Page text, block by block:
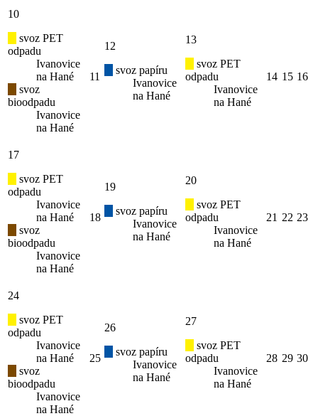
10
svoz PET
odpadu
Ivanovice
na Hané
svoz
bioodpadu
Ivanovice
na Hané
11
12
svoz papíru
Ivanovice
na Hané
13
svoz PET
odpadu
Ivanovice
na Hané
14 15 16
17
svoz PET
odpadu
Ivanovice
na Hané
svoz
bioodpadu
Ivanovice
na Hané
18
19
svoz papíru
Ivanovice
na Hané
20
svoz PET
odpadu
Ivanovice
na Hané
21 22 23
24
svoz PET
odpadu
Ivanovice
na Hané
svoz
bioodpadu
Ivanovice
na Hané
25
26
svoz papíru
Ivanovice
na Hané
27
svoz PET
odpadu
Ivanovice
na Hané
28 29 30